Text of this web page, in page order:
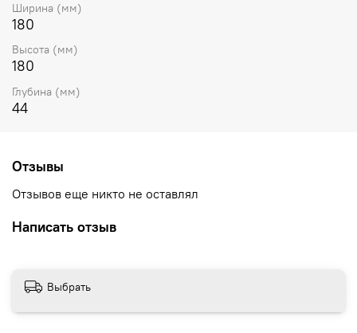
Ширина (мм)
180
Высота (мм)
180
Глубина (мм)
44
Отзывы
Отзывов еще никто не оставлял
Написать отзыв
Выбрать